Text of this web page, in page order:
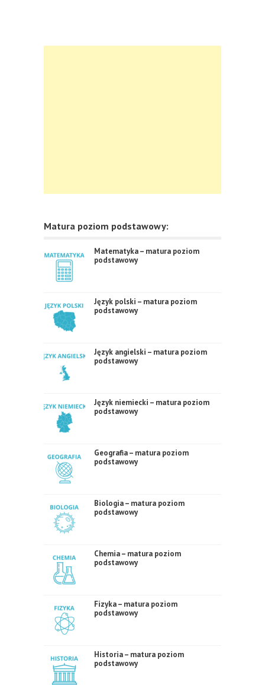
Matura poziom podstawowy:
Matematyka – matura poziom
podstawowy
Język polski – matura poziom
podstawowy
Język angielski – matura poziom
podstawowy
Język niemiecki – matura poziom
podstawowy
Geografia – matura poziom
podstawowy
Biologia – matura poziom
podstawowy
Chemia – matura poziom
podstawowy
Fizyka – matura poziom
podstawowy
Historia – matura poziom
podstawowy